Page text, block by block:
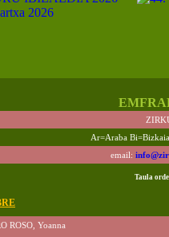
Ar=Araba
email:
Taula
ROSO, Yoanna